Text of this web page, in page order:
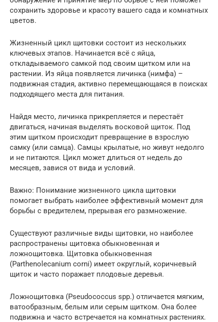
сохранить здоровье и красоту вашего сада и комнатных
цветов.
Жизненный цикл щитовки состоит из нескольких
ключевых этапов. Начинается всё с яйца,
откладываемого самкой под своим щитком или на
растении. Из яйца появляется личинка (нимфа) –
подвижная стадия, активно перемещающаяся в поисках
подходящего места для питания.
Найдя место, личинка прикрепляется и перестаёт
двигаться, начиная выделять восковой щиток. Под
этим щитком происходит превращение в взрослую
самку (или самца). Самцы крылатые, но живут недолго
и не питаются. Цикл может длиться от недель до
месяцев, завися от вида и условий.
Важно: Понимание жизненного цикла щитовки
помогает выбрать наиболее эффективный момент для
борьбы с вредителем, прерывая его размножение.
Существуют различные виды щитовки, но наиболее
распространены щитовка обыкновенная и
ложнощитовка. Щитовка обыкновенная
(Parthenolecanium corni) имеет округлый, коричневый
щиток и часто поражает плодовые деревья.
Ложнощитовка (Pseudococcus spp.) отличается мягким,
ватообразным, белым или серым щитком. Она более
подвижна и часто встречается на комнатных растениях.